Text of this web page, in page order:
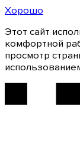
Хорошо
Этот сайт
комфортной
просмотр